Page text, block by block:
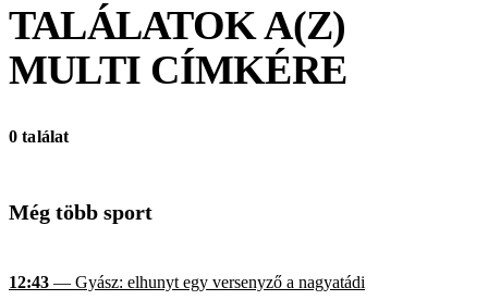
TALÁLATOK A(Z)
MULTI CÍMKÉRE
0 találat
Még több sport
12:43 — Gyász: elhunyt egy versenyző a nagyatádi